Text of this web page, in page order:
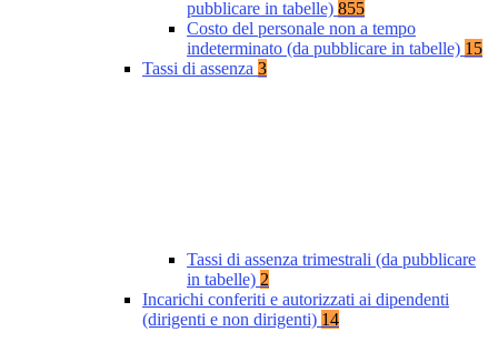
pubblicare in tabelle) 855
Costo del personale non a tempo
indeterminato (da pubblicare in tabelle) 15
Tassi di assenza 3
Tassi di assenza trimestrali (da pubblicare
in tabelle) 2
Incarichi conferiti e autorizzati ai dipendenti
(dirigenti e non dirigenti) 14